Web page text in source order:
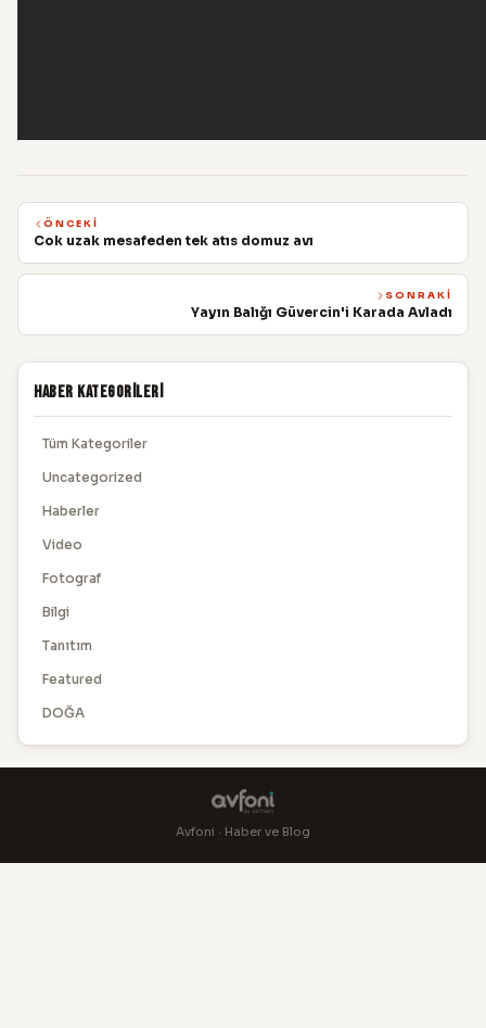
ÖNCEKI
Cok uzak mesafeden tek atıs domuz avı
SONRAKI
Yayın Balığı Güvercin'i Karada Avladı
Haber Kategorileri
Tüm Kategoriler
Uncategorized
Haberler
Video
Fotograf
Bilgi
Tanıtım
Featured
DOĞA
Avfoni · Haber ve Blog